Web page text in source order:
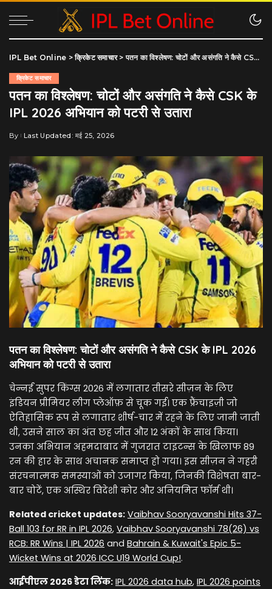
IPL Bet Online >क्रिकेट समाचार> पतन का विश्लेषण: चोटों और असंगति ने कैसे CSK के IPL 2026 अभियान को पटरी से उतारा
क्रिकेट समाचार
पतन का विश्लेषण: चोटों और असंगति ने कैसे CSK के
IPL 2026 अभियान को पटरी से उतारा
Posted
By Last Updated: मई 25, 2026
पतन का विश्लेषण: चोटों और असंगति ने कैसे CSK के IPL 2026
अभियान को पटरी से उतारा
चेन्नई सुपर किंग्स 2026 में लगातार तीसरे सीज़न के लिए
इंडियन प्रीमियर लीग प्लेऑफ़ से चूक गई। एक फ्रैंचाइज़ी जो
ऐतिहासिक रूप से लगातार शीर्ष-चार में रहने के लिए जानी जाती
थी, उसने साल का अंत छह जीत और 12 अंकों के साथ किया।
उनका अभियान अहमदाबाद में गुजरात टाइटन्स के खिलाफ 89
रन की हार के साथ अचानक समाप्त हो गया। इस सीज़न ने गहरी
संरचनात्मक समस्याओं को उजागर किया, जिनकी विशेषता बार-
बार चोटें, एक अस्थिर विदेशी कोर और अनियमित फॉर्म थी।
Related cricket updates: Vaibhav Sooryavanshi Hits 37-
Ball 103 for RR in IPL 2026, Vaibhav Sooryavanshi 78(26) vs
RCB: RR Wins | IPL 2026 and Bahrain & Kuwait's Epic 5-
Wicket Wins at 2026 ICC U19 World Cup!.
आईपीएल 2026 डेटा लिंक: IPL 2026 data hub, IPL 2026 points